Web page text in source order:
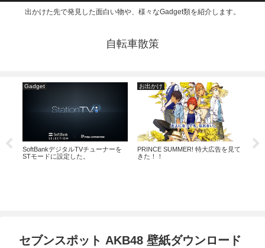
出かけた先で発見した面白い物や、様々なGadget類を紹介します。
自転車散策
Gadget
SoftBankデジタルTVチューナーを
STモードに設定した。
お出かけ
PRINCE SUMMER! 特大広告を見て
きた！！
セブンスポット AKB48 壁紙ダウンロード